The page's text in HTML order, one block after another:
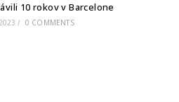
10 rokov v Barcelone
/ 0 COMMENTS